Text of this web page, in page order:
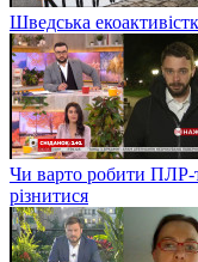
Шведська
Чи варто робити ПЛР-
різнитися